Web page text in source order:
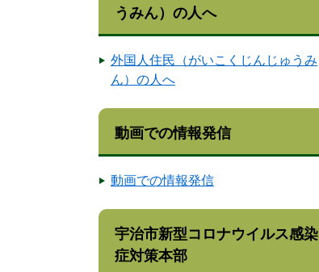
うみん）の人へ
外国人住民（がいこくじんじゅうみ
ん）の人へ
動画での情報発信
動画での情報発信
宇治市新型コロナウイルス感染
症対策本部